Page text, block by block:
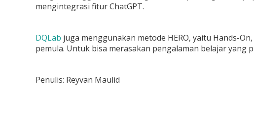
mengintegrasi fitur ChatGPT.
DQLab juga menggunakan metode HERO, yaitu Hands-
pemula. Untuk bisa merasakan pengalaman belajar yang
Penulis: Reyvan Maulid